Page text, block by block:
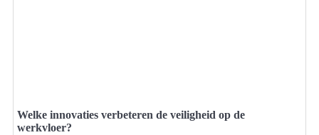
Welke innovaties verbeteren de veiligheid op de
werkvloer?